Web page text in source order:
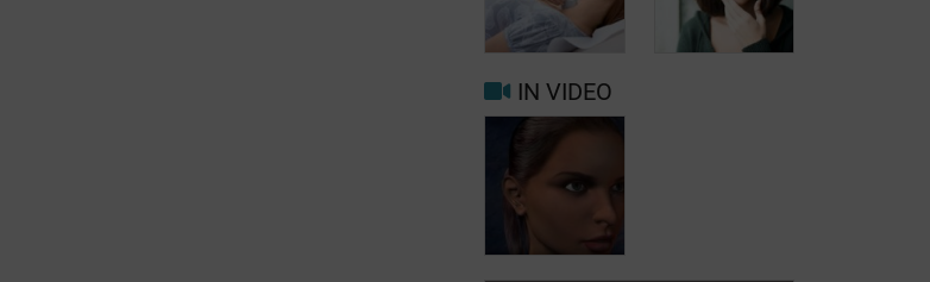
Hypothyreoïdie:
praktische
adviezen
Thyroxine: een
doeltreffende
behandeling
Diagnose van
hypothyreoïdie
IN VIDEO